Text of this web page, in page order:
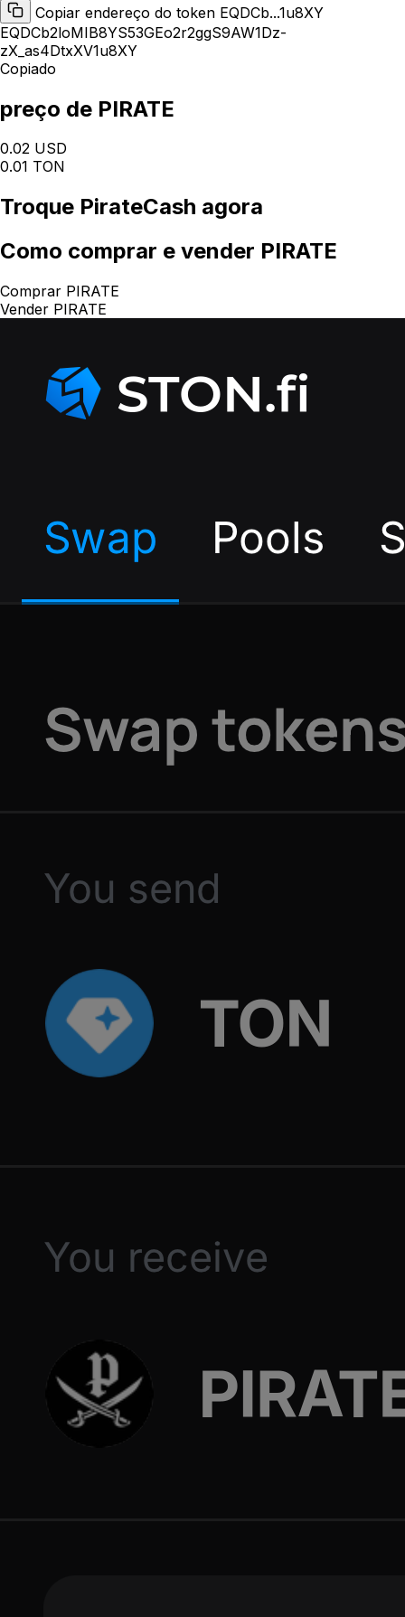
Copiar endereço do token EQDCb...1u8XY
EQDCb2loMIB8YS53GEo2r2ggS9AW1Dz-
zX_as4DtxXV1u8XY
Copiado
preço de PIRATE
0.02 USD
0.01 TON
Troque PirateCash agora
Como comprar e vender PIRATE
Comprar PIRATE
Vender PIRATE